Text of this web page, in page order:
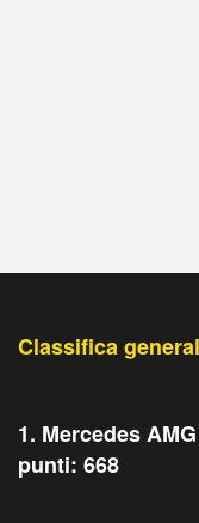
Classifica
1. Mercedes
punti: 668